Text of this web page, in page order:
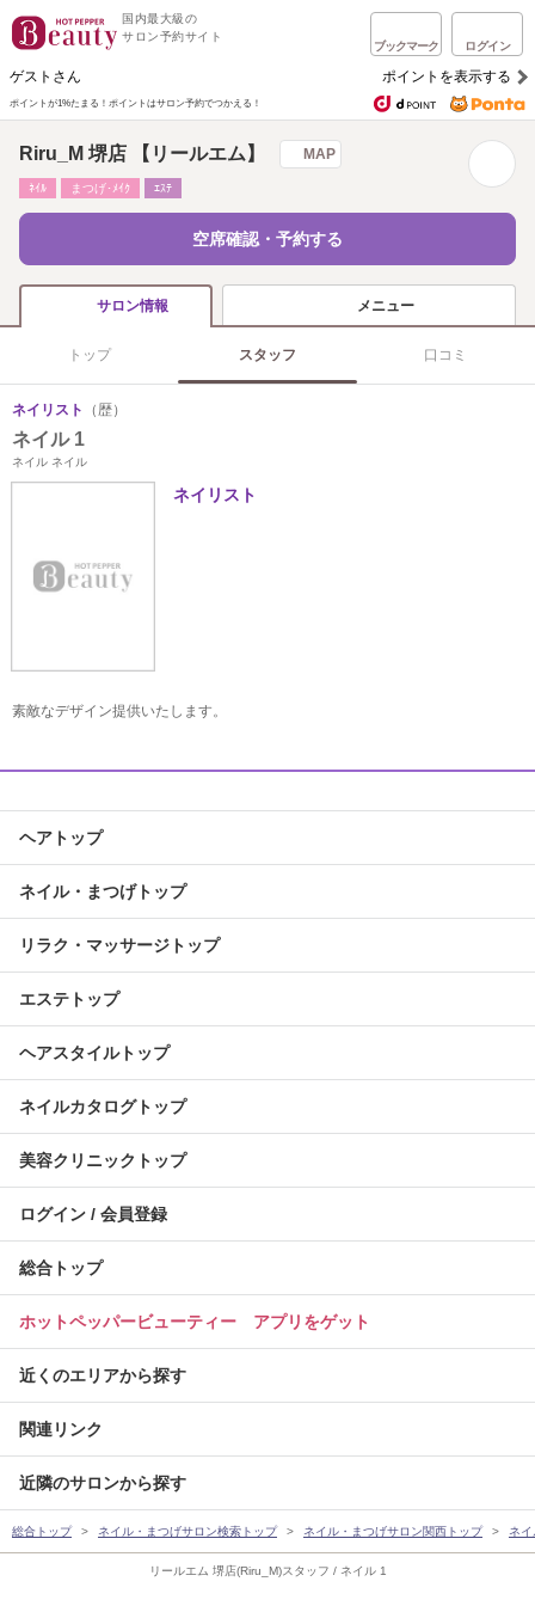
国内最大級の
サロン予約サイト
ブックマーク ログイン
ゲストさん ポイントを表示する
ポイントが1%たまる！ ポイントはサロン予約でつかえる！
リールエム 堺店(Riru_M)スタッフ / ネイル 1
Riru_M 堺店 【リールエム】 MAP
ﾈｲﾙ まつげ･ﾒｲｸ ｴｽﾃ
空席確認・予約する
サロン情報 メニュー
トップ スタッフ 口コミ
ネイリスト （歴）
ネイル 1
ネイル ネイル
ネイリスト
素敵なデザイン提供いたします。
ヘアトップ
ネイル・まつげトップ
リラク・マッサージトップ
エステトップ
ヘアスタイルトップ
ネイルカタログトップ
美容クリニックトップ
ログイン / 会員登録
総合トップ
ホットペッパービューティー アプリをゲット
近くのエリアから探す
関連リンク
近隣のサロンから探す
総合トップ ネイル・まつげサロン検索トップ ネイル・まつげサロン関西トップ ネ